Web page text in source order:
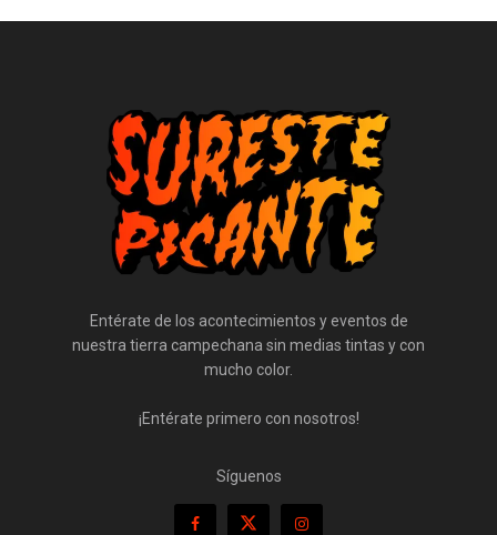
Entérate de los acontecimientos y eventos de
nuestra tierra campechana sin medias tintas y con
mucho color.
¡Entérate primero con nosotros!
Síguenos